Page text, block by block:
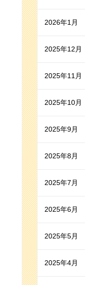
2026年1月
2025年12月
2025年11月
2025年10月
2025年9月
2025年8月
2025年7月
2025年6月
2025年5月
2025年4月